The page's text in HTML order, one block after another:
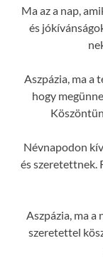
Ma az a nap,
és
Aszpázia, ma a
hogy
Névnapodon
és szeretettnek.
Aszpázia, ma a
szeretettel